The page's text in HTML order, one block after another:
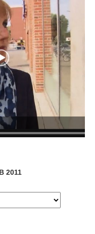
2011